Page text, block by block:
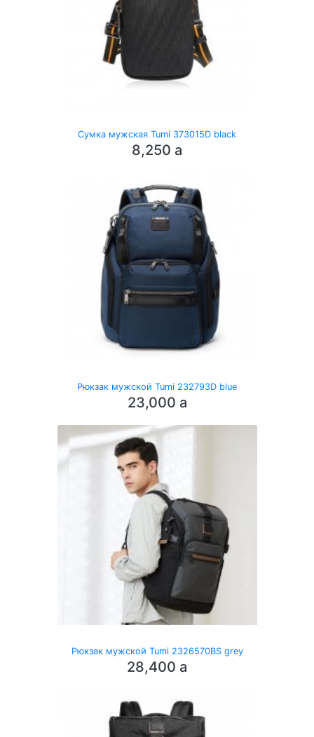
Сумка мужская Tumi 373015D black
8,250 a
Рюкзак мужской Tumi 232793D blue
23,000 a
Рюкзак мужской Tumi 2326570BS grey
28,400 a